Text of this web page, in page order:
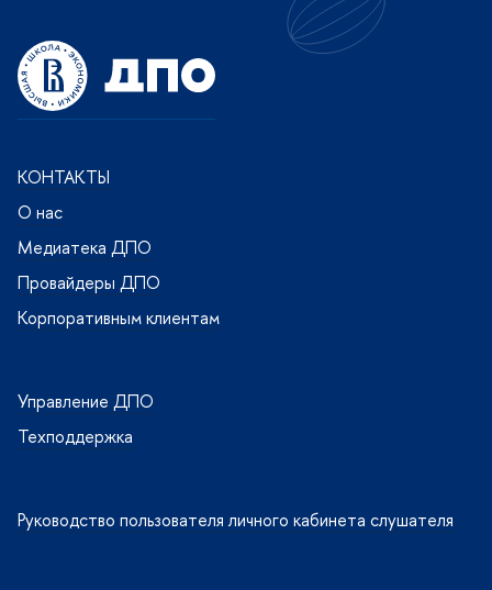
КОНТАКТЫ
О нас
Медиатека ДПО
Провайдеры ДПО
Корпоративным клиентам
Управление ДПО
Техподдержка
Руководство пользователя личного кабинета слушателя